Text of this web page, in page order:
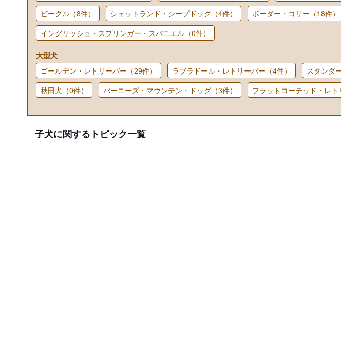
ビーグル（8件）
シェットランド・シープドッグ（4件） ボーダー・コリー（18件）
イングリッシュ・スプリンガー・スパニエル（0件）
大型犬
ゴールデン・レトリーバー（29件）
ラブラドール・レトリーバー（4件） スタンダ
秋田犬（0件）
バーニーズ・マウンテン・ドッグ（3件） フラットコーテッド・レト
子犬に関するトピック一覧